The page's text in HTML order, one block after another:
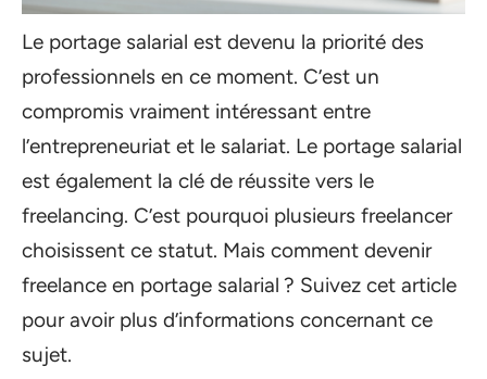
Le portage salarial est devenu la priorité des
professionnels en ce moment. C’est un
compromis vraiment intéressant entre
l’entrepreneuriat et le salariat. Le portage salarial
est également la clé de réussite vers le
freelancing. C’est pourquoi plusieurs freelancer
choisissent ce statut. Mais comment devenir
freelance en portage salarial ? Suivez cet article
pour avoir plus d’informations concernant ce
sujet.